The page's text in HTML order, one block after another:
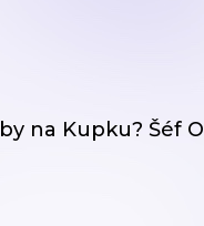
na Kupku? Šéf